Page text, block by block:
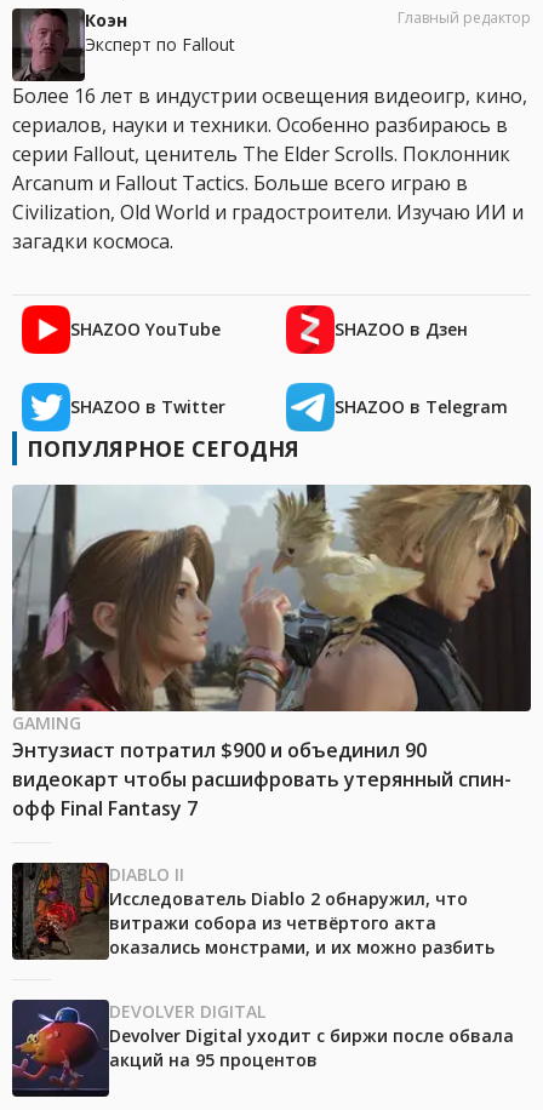
Коэн
Эксперт по Fallout
Главный редактор
Более 16 лет в индустрии освещения видеоигр, кино,
сериалов, науки и техники. Особенно разбираюсь в
серии Fallout, ценитель The Elder Scrolls. Поклонник
Arcanum и Fallout Tactics. Больше всего играю в
Civilization, Old World и градостроители. Изучаю ИИ и
загадки космоса.
SHAZOO YouTube SHAZOO в Дзен
SHAZOO в Twitter SHAZOO в Telegram
ПОПУЛЯРНОЕ СЕГОДНЯ
GAMING
Энтузиаст потратил $900 и объединил 90
видеокарт чтобы расшифровать утерянный спин-
офф Final Fantasy 7
DIABLO II
Исследователь Diablo 2 обнаружил, что
витражи собора из четвёртого акта
оказались монстрами, и их можно разбить
DEVOLVER DIGITAL
Devolver Digital уходит с биржи после обвала
акций на 95 процентов